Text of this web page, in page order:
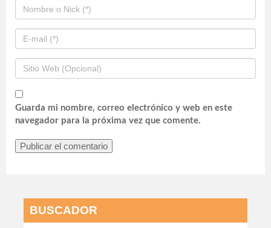
Guarda mi nombre, correo electrónico y web en este
navegador para la próxima vez que comente.
BUSCADOR